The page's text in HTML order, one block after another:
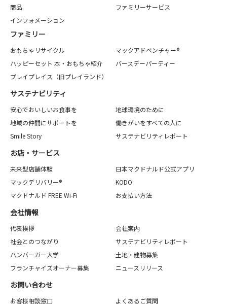
商品
ファミリーサービス
インフォメーション
ファミリー
おもちゃリサイクル
マックアドベンチャー®
ハッピーセット 本・おもちゃ紹介
バースデーパーティー
プレイプレイス（旧プレイランド）
サステナビリティ
安心でおいしいお食事を
地球環境のために
地域の仲間にサポートを
働きがいをすべての人に
Smile Story
サステナビリティレポート
お店・サービス
未来型店舗体験
日本マクドナルド公式アプリ
マックデリバリー®
KODO
マクドナルド FREE Wi-Fi
お支払い方法
会社情報
代表挨拶
会社案内
社会とのつながり
サステナビリティレポート
ハンバーガー大学
土地・建物募集
フランチャイズオーナー募集
ニュースリリース
お問い合わせ
お客様相談窓口 よくあるご質問